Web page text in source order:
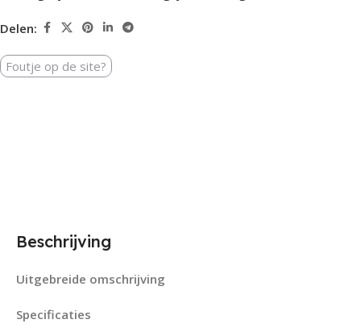
Delen:
Foutje op de site?
Beschrijving
Uitgebreide omschrijving
Specificaties